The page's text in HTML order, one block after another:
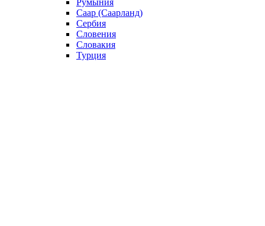
Румыния
Саар (Саарланд)
Сербия
Словения
Словакия
Турция